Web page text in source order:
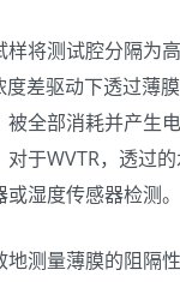
样将测试腔分隔为
度差驱动下透过薄
被全部消耗并产生
对于WVTR，透过
湿度传感器检测。
地测量薄膜的阻隔